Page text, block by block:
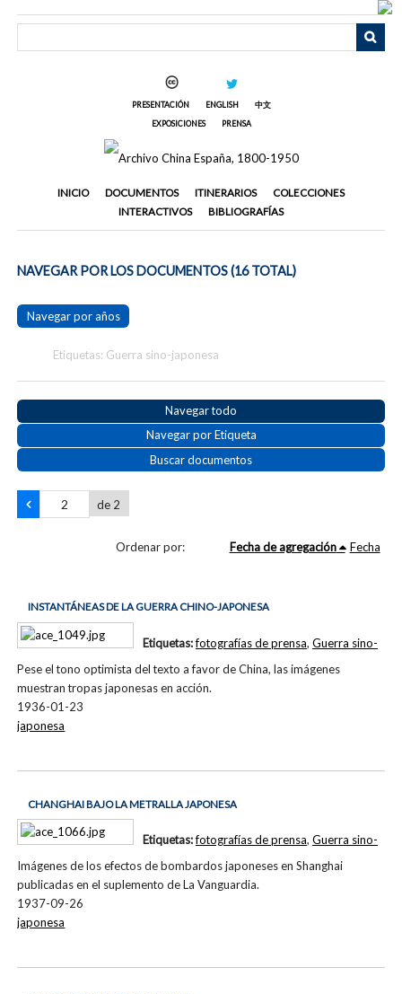
PRESENTACIÓN ENGLISH
中文
EXPOSICIONES
PRENSA
INICIO DOCUMENTOS ITINERARIOS
COLECCIONES
INTERACTIVOS
BIBLIOGRAFÍAS
NAVEGAR POR LOS DOCUMENTOS (16 TOTAL)
Navegar por años
Etiquetas: Guerra sino-japonesa
Navegar todo
Navegar por Etiqueta
Buscar documentos
de 2
Ordenar por: Fecha de agregación Fecha
INSTANTÁNEAS DE LA GUERRA CHINO-JAPONESA
Pese el tono optimista del texto a favor de China, las imágenes
muestran tropas japonesas en acción.
1936-01-23
Etiquetas:fotografías de prensa, Guerra sino-
japonesa
CHANGHAI BAJO LA METRALLA JAPONESA
Imágenes de los efectos de bombardos japoneses en Shanghai
publicadas en el suplemento de La Vanguardia.
1937-09-26
Etiquetas:fotografías de prensa, Guerra sino-
japonesa